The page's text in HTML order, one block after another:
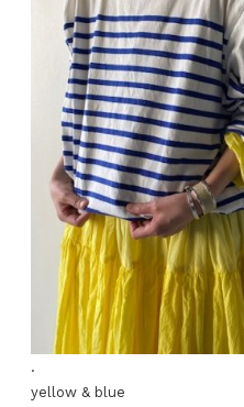
.
yellow & blue